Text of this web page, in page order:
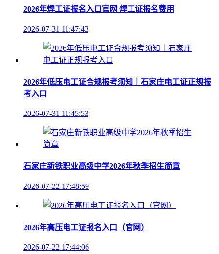
2026年焊工证报名入口官网 焊工证报名费用
2026-07-31 11:47:43
2026年低压电工证合规报考须知｜石家庄电工证正规报
考入口
2026-07-31 11:45:53
石家庄新铁职业高级中学2026年秋季招生简章
2026-07-22 17:48:59
2026年高压电工证报名入口（官网）
2026-07-22 17:44:06